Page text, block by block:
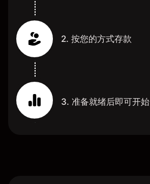
2. 按您的方式存款
3. 准备就绪后即可开始